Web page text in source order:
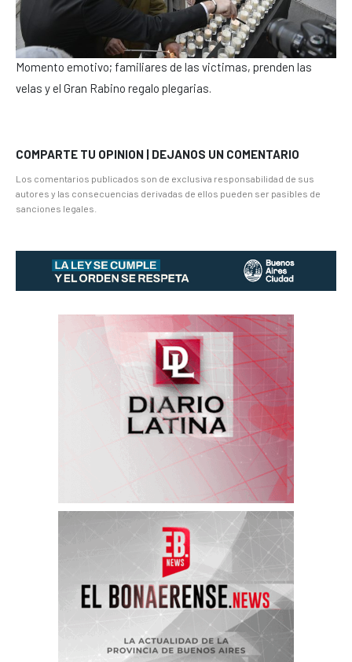
Momento emotivo; familiares de las victimas, prenden las
velas y el Gran Rabino regalo plegarias.
COMPARTE TU OPINION | DEJANOS UN COMENTARIO
Los comentarios publicados son de exclusiva responsabilidad de sus
autores y las consecuencias derivadas de ellos pueden ser pasibles de
sanciones legales.